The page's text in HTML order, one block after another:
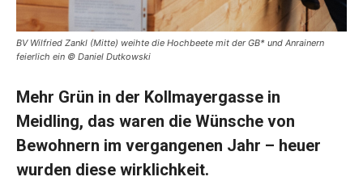
BV Wilfried Zankl (Mitte) weihte die Hochbeete mit der GB* und Anrainern
feierlich ein © Daniel Dutkowski
Mehr Grün in der Kollmayergasse in
Meidling, das waren die Wünsche von
Bewohnern im vergangenen Jahr – heuer
wurden diese wirklichkeit.